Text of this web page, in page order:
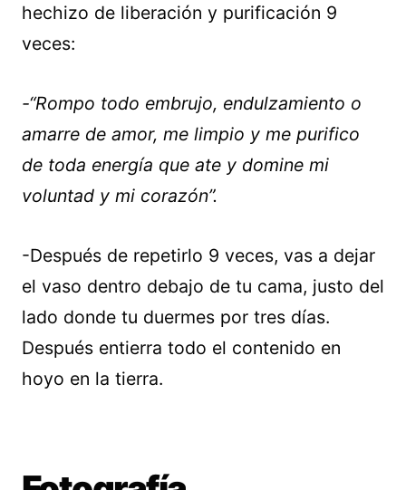
hechizo de liberación y purificación 9
veces:
-“Rompo todo embrujo, endulzamiento o
amarre de amor, me limpio y me purifico
de toda energía que ate y domine mi
voluntad y mi corazón”.
-Después de repetirlo 9 veces, vas a dejar
el vaso dentro debajo de tu cama, justo del
lado donde tu duermes por tres días.
Después entierra todo el contenido en
hoyo en la tierra.